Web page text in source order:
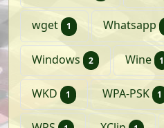
wget 1 artikelWhatsapp
Windows 2 artikelen
Wine 1
WKD 1 artikelWPA-PSK 1